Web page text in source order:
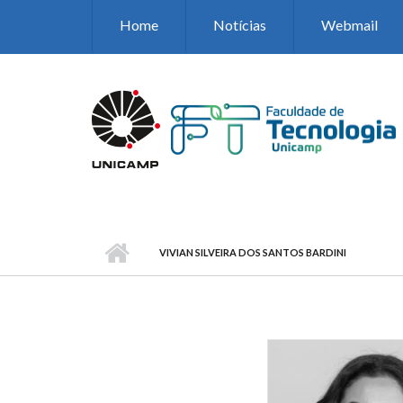
Home Notícias Webmail
VIVIAN SILVEIRA DOS SANTOS BARDINI